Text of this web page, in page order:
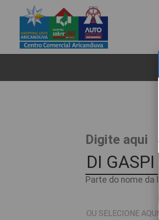
Digite aqui
Parte do nome da
OU SELECIONE